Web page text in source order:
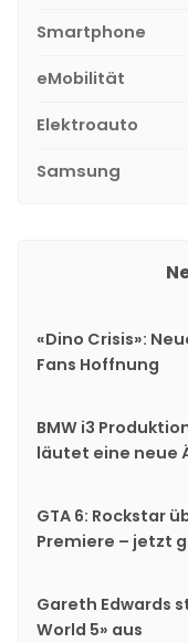
Smartphone
eMobilität
Elektroauto
Samsung
«Dino Crisis»:
Fans Hoffnung
BMW i3
läutet eine neue
GTA 6: Rockstar
Premiere – jetzt
Gareth Edwards
World 5» aus